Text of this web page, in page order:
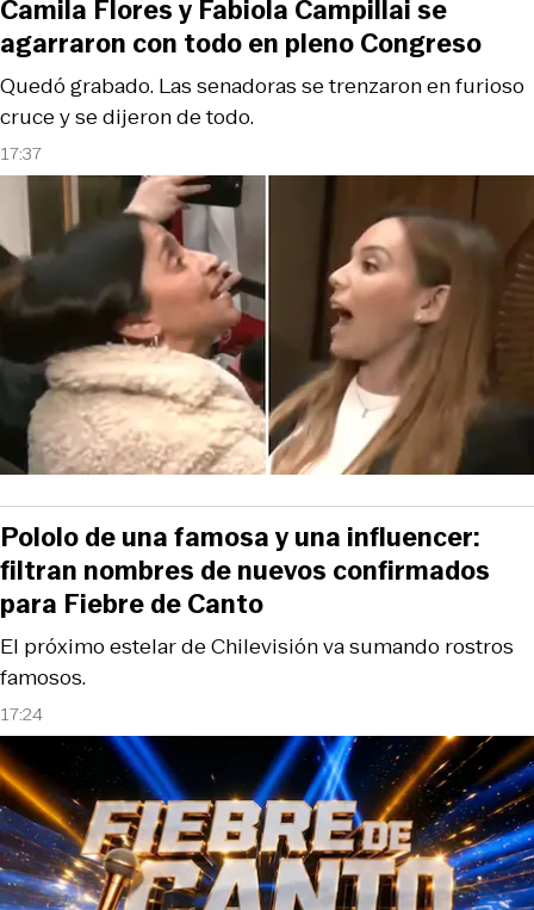
17:37
Quedó grabado. Las senadoras se trenzaron en furioso
cruce y se dijeron de todo.
Camila Flores y Fabiola Campillai se
agarraron con todo en pleno Congreso
17:24
El próximo estelar de Chilevisión va sumando rostros
famosos.
Pololo de una famosa y una influencer:
filtran nombres de nuevos confirmados
para Fiebre de Canto